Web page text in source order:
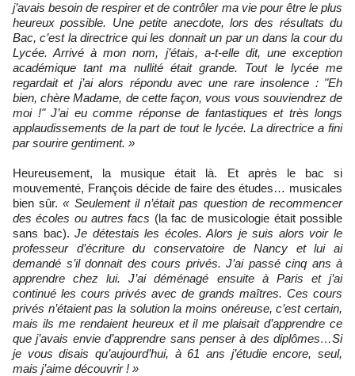
j’avais besoin de respirer et de contrôler ma vie pour être le plus
heureux possible. Une petite anecdote, lors des résultats du
Bac, c’est la directrice qui les donnait un par un dans la cour du
Lycée. Arrivé à mon nom, j’étais, a-t-elle dit, une exception
académique tant ma nullité était grande. Tout le lycée me
regardait et j’ai alors répondu avec une rare insolence : "Eh
bien, chère Madame, de cette façon, vous vous souviendrez de
moi !" J’ai eu comme réponse de fantastiques et très longs
applaudissements de la part de tout le lycée. La directrice a fini
par sourire gentiment. »
Heureusement, la musique était là. Et après le bac si
mouvementé, François décide de faire des études… musicales
bien sûr.« Seulement il n’était pas question de recommencer
des écoles ou autres facs (la fac de musicologie était possible
sans bac). Je détestais les écoles. Alors je suis alors voir le
professeur d’écriture du conservatoire de Nancy et lui ai
demandé s’il donnait des cours privés. J’ai passé cinq ans à
apprendre chez lui. J’ai déménagé ensuite à Paris et j’ai
continué les cours privés avec de grands maîtres. Ces cours
privés n’étaient pas la solution la moins onéreuse, c’est certain,
mais ils me rendaient heureux et il me plaisait d’apprendre ce
que j’avais envie d’apprendre sans penser à des diplômes…Si
je vous disais qu’aujourd’hui, à 61 ans j’étudie encore, seul,
mais j’aime découvrir ! »